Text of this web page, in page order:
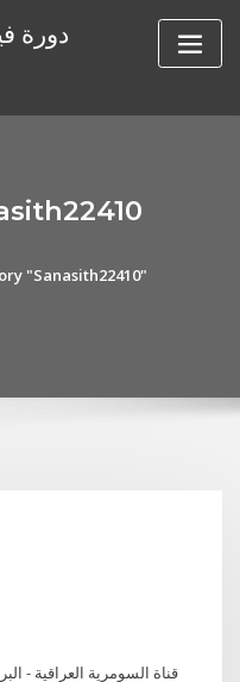
دورة
"Sanasith22410"